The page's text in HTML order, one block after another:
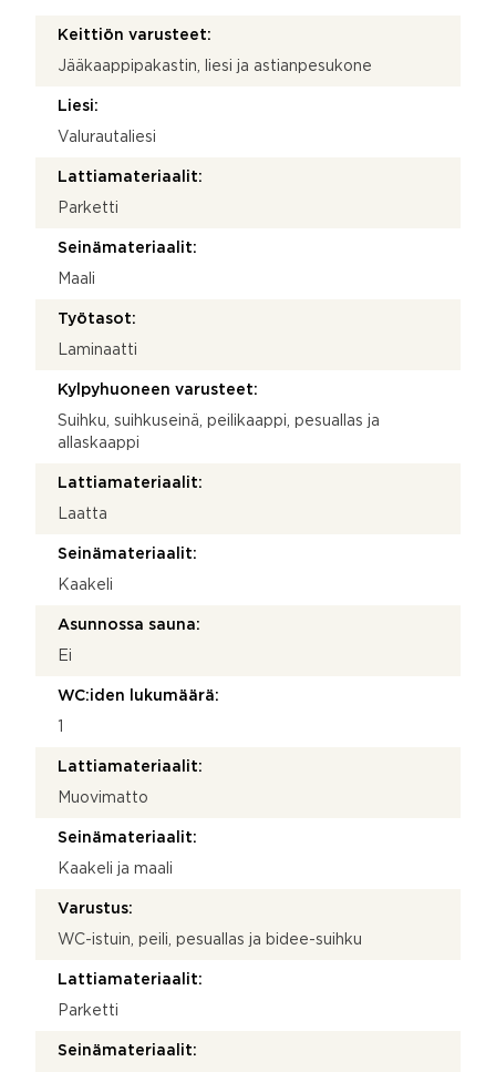
Keittiön varusteet:
Jääkaappipakastin, liesi ja astianpesukone
Liesi:
Valurautaliesi
Lattiamateriaalit:
Parketti
Seinämateriaalit:
Maali
Työtasot:
Laminaatti
Kylpyhuoneen varusteet:
Suihku, suihkuseinä, peilikaappi, pesuallas ja
allaskaappi
Lattiamateriaalit:
Laatta
Seinämateriaalit:
Kaakeli
Asunnossa sauna:
Ei
WC:iden lukumäärä:
Lattiamateriaalit:
Muovimatto
Seinämateriaalit:
Kaakeli ja maali
Varustus:
WC-istuin, peili, pesuallas ja bidee-suihku
Lattiamateriaalit:
Parketti
Seinämateriaalit: